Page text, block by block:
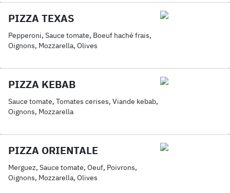
PIZZA TEXAS
Pepperoni, Sauce tomate, Boeuf haché frais,
Oignons, Mozzarella, Olives
PIZZA KEBAB
Sauce tomate, Tomates cerises, Viande kebab,
Oignons, Mozzarella
PIZZA ORIENTALE
Merguez, Sauce tomate, Oeuf, Poivrons,
Oignons, Mozzarella, Olives